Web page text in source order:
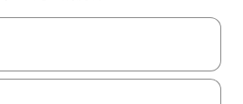
下方向键查看，或通过点击或滑动手势